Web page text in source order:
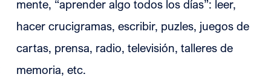
mente, “aprender algo todos los días”: leer,
hacer crucigramas, escribir, puzles, juegos de
cartas, prensa, radio, televisión, talleres de
memoria, etc.